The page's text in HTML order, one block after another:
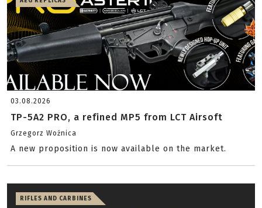
03.08.2026
TP-5A2 PRO, a refined MP5 from LCT Airsoft
Grzegorz Woźnica
A new proposition is now available on the market.
RIFLES AND CARBINES